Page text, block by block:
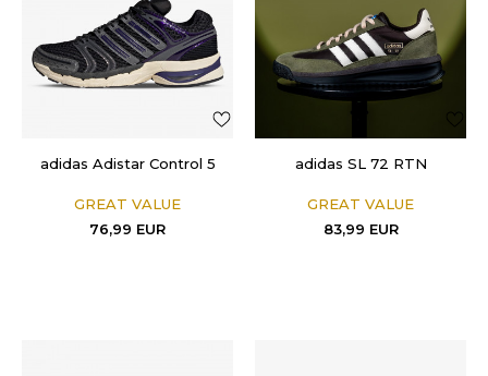
adidas Adistar Control 5
GREAT VALUE
76,99 EUR
adidas SL 72 RTN
GREAT VALUE
83,99 EUR